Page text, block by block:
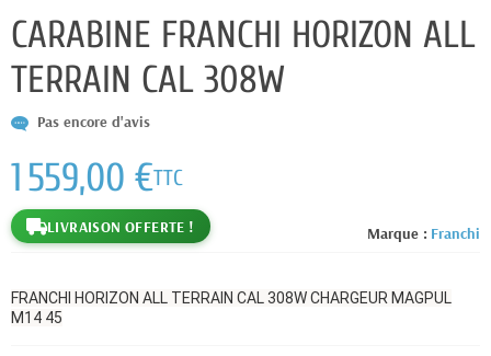
CARABINE FRANCHI HORIZON ALL
TERRAIN CAL 308W
Pas encore d'avis
Marque : Franchi
1 559,00 €TTC
LIVRAISON OFFERTE !
FRANCHI HORIZON ALL TERRAIN CAL 308W CHARGEUR MAGPUL
M14 45